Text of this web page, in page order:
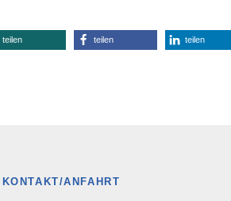
teilen teilen teilen
KONTAKT/ANFAHRT